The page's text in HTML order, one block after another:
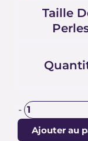
Taille
-
PERLES
Ajouter au